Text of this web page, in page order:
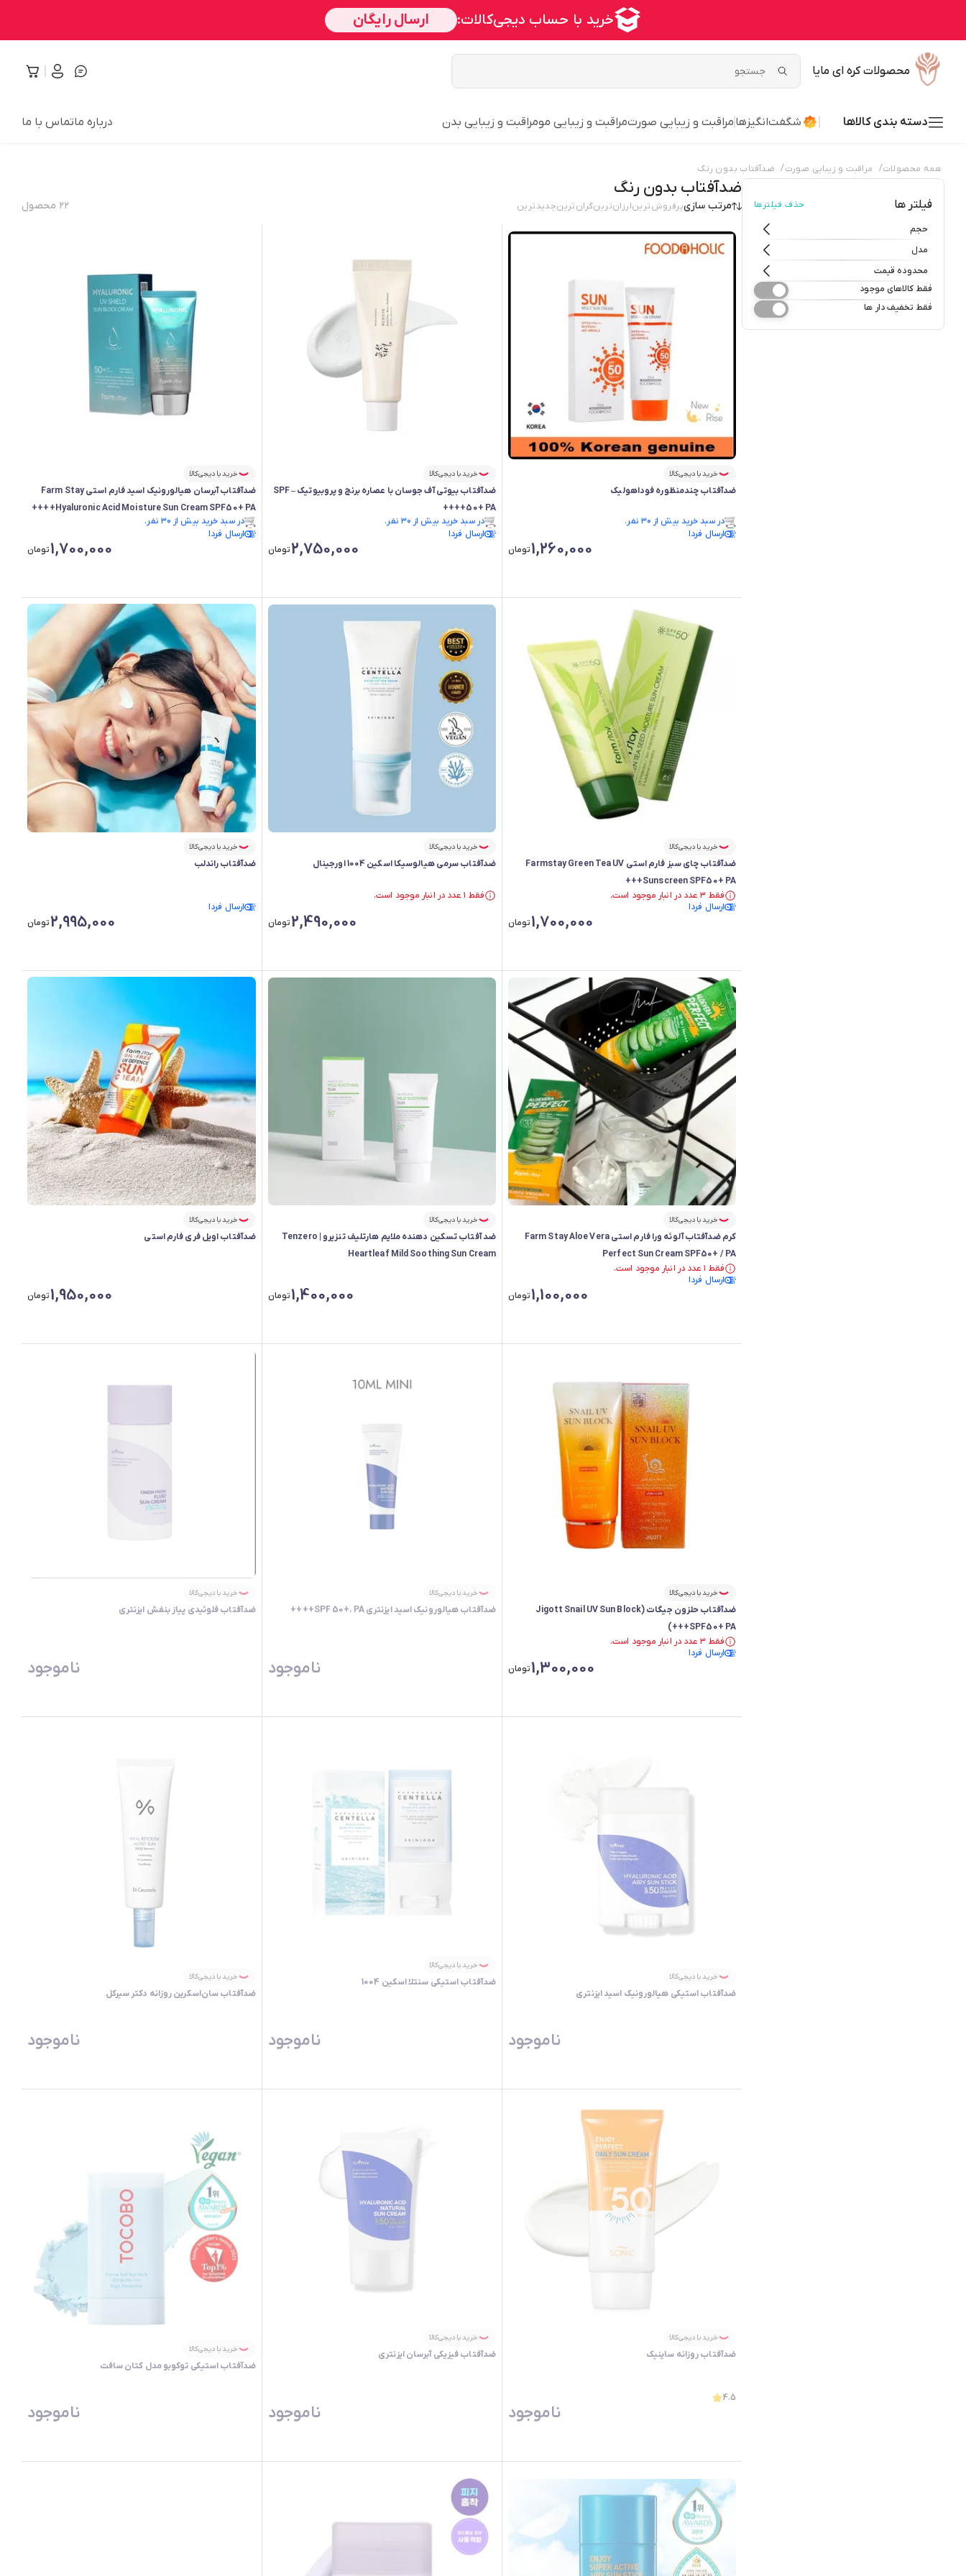
محصولات کره ای مایا
دسته بندی کالاها شگفت‌انگیزها مراقبت و زیبایی صورتمراقبت و زیبایی مومراقبت و زیبایی بدن درباره ماتماس با ما
همه محصولات/ مراقبت و زیبایی صورت/ ضدآفتاب بدون رنگ
فیلتر ها حذف فیلترها
حجم
مدل
محدوده قیمت
فقط کالاهای موجود
فقط تخفیف دار ها
ضدآفتاب بدون رنگ
مرتب سازیپرفروش‌ترینارزان‌ترینگران‌ترینجدید‌ترین ۲۲ محصول
خرید با دیجی‌کالا
ضدآفتاب چندمنظوره فوداهولیک
رتبه ۳ در پرفروش‌ترین‌های فروشگاه
در سبد خرید بیش از ۳۰ نفر.
ارسال فردا
1,260,000تومان
خرید با دیجی‌کالا
ضدآفتاب بیوتی آف جوسان با عصاره برنج و پروبیوتیک – SPF
50+ PA++++
فقط ۳ عدد در انبار موجود است.
در سبد خرید بیش از ۳۰ نفر.
ارسال فردا
2,750,000تومان
خرید با دیجی‌کالا
ضدآفتاب آبرسان هیالورونیک اسید فارم استی Farm Stay
Hyaluronic Acid Moisture Sun Cream SPF50+ PA++++
فقط ۲ عدد در انبار موجود است.
در سبد خرید بیش از ۳۰ نفر.
ارسال فردا
1,700,000تومان
خرید با دیجی‌کالا
ضدآفتاب چای سبز فارم استی Farmstay Green Tea UV
Sunscreen SPF50+ PA+++
فقط ۳ عدد در انبار موجود است.
فقط ۳ عدد در انبار موجود است.
ارسال فردا
1,700,000تومان
خرید با دیجی‌کالا
ضدآفتاب سرمی هیالوسیکا اسکین 1004 اورجینال
فقط ۱ عدد در انبار موجود است.
2,490,000تومان
خرید با دیجی‌کالا
ضدآفتاب راندلب
ارسال فردا
2,995,000تومان
خرید با دیجی‌کالا
کرم ضدآفتاب آلوئه ورا فارم استی Farm Stay Aloe Vera
Perfect Sun Cream SPF50+ / PA
فقط ۱ عدد در انبار موجود است.
فقط ۱ عدد در انبار موجود است.
ارسال فردا
1,100,000تومان
خرید با دیجی‌کالا
ضد آفتاب تسکین‌ دهنده ملایم هارتلیف تنزیرو | Tenzero
Heartleaf Mild Soothing Sun Cream
1,400,000تومان
خرید با دیجی‌کالا
ضدآفتاب اویل فری فارم استی
1,950,000تومان
خرید با دیجی‌کالا
ضدآفتاب حلزون جیگات (Jigott Snail UV Sun Block
SPF50+ PA+++)
فقط ۳ عدد در انبار موجود است.
فقط ۳ عدد در انبار موجود است.
ارسال فردا
1,300,000تومان
خرید با دیجی‌کالا
ضدآفتاب هیالورونیک اسید ایزنتری SPF 50+، PA++++
ناموجود
خرید با دیجی‌کالا
ضدآفتاب فلوئیدی پیاز بنفش ایزنتری
ناموجود
خرید با دیجی‌کالا
ضدآفتاب استیکی هیالورونیک اسید ایزنتری
ناموجود
خرید با دیجی‌کالا
ضدآفتاب استیکی سنتلا اسکین 1004
ناموجود
خرید با دیجی‌کالا
ضدآفتاب سان‌اسکرین روزانه دکتر سیرکل
ناموجود
خرید با دیجی‌کالا
ضدآفتاب روزانه ساینیک
4.5
ناموجود
خرید با دیجی‌کالا
ضدآفتاب فیزیکی آبرسان ایزنتری
ناموجود
خرید با دیجی‌کالا
ضدآفتاب استیکی توکوبو مدل کتان سافت
ناموجود